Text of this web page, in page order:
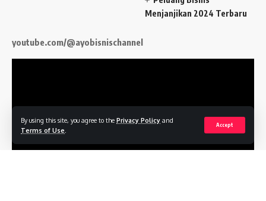
By using this site, you agree to the Privacy Policy and
Terms of Use
Accept
Menjanjikan 2024 Terbaru
youtube.com/@ayobisnischannel